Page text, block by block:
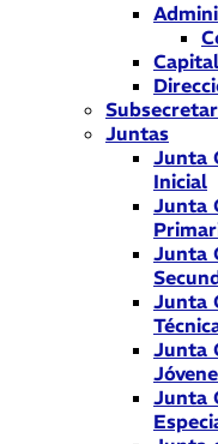
Juntas
Junta
Inicial
Junta
Junta
Junta
Junta
Junta